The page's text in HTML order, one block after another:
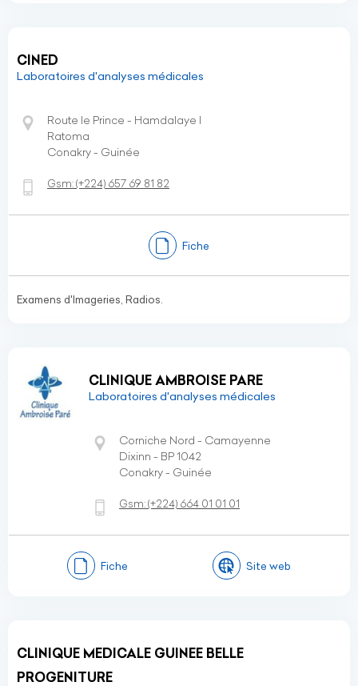
CINED
Laboratoires d'analyses médicales
Route le Prince - Hamdalaye I
Ratoma
Conakry - Guinée
Gsm:(+224) 657 69 81 82
Fiche
Examens d'Imageries, Radios.
CLINIQUE AMBROISE PARE
Laboratoires d'analyses médicales
Corniche Nord - Camayenne
Dixinn - BP 1042
Conakry - Guinée
Gsm:(+224) 664 01 01 01
Fiche Site web
CLINIQUE MEDICALE GUINEE BELLE
PROGENITURE